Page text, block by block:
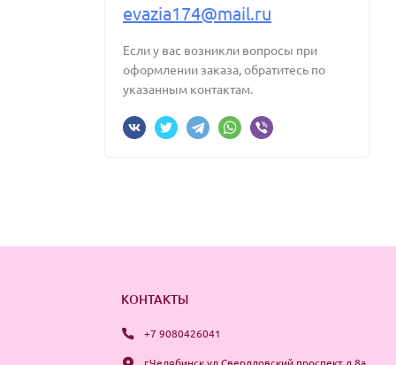
evazia174@mail.ru
Если у вас возникли вопросы при
оформлении заказа, обратитесь по
указанным контактам.
КОНТАКТЫ
+7 9080426041
г.Челябинск ул.Свердловский проспект д.8а